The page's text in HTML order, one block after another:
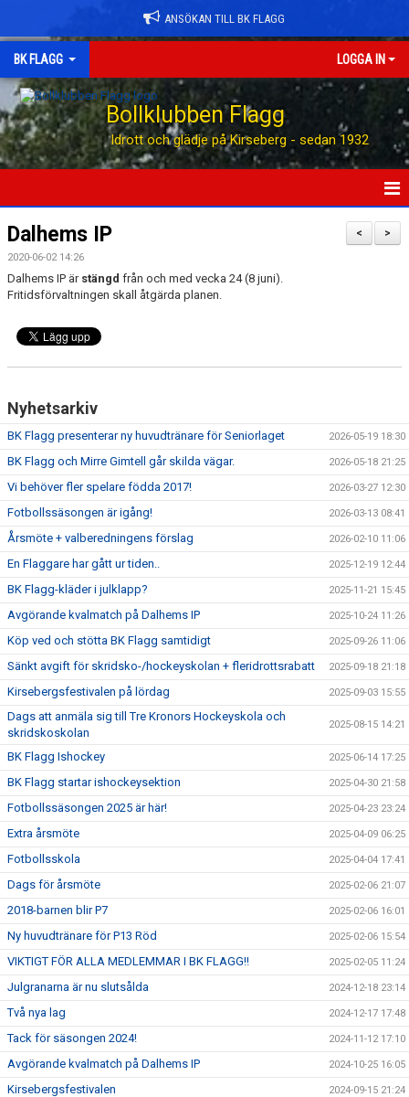
ANSÖKAN TILL BK FLAGG
BK FLAGG LOGGA IN
Bollklubben Flagg
Idrott och glädje på Kirseberg - sedan 1932
HEM
ANSÖK TILL BK FLAGG
STÖTTA BK FLAGG
KONTAKT
NYHETER
OM KLUBBEN
MATCHER
DOKUMENT
KÖP FÖRENINGSKLÄDER
VÅRA PARTNERS!
>
<
Dalhems IP
2020-06-02 14:26
Dalhems IP ärstängd från och med vecka 24 (8 juni).
Fritidsförvaltningen skall åtgärda planen.
Nyhetsarkiv
BK Flagg presenterar ny huvudtränare för Seniorlaget 2026-05-19 18:30
BK Flagg och Mirre Gimtell går skilda vägar. 2026-05-18 21:25
Vi behöver fler spelare födda 2017! 2026-03-27 12:30
Fotbollssäsongen är igång! 2026-03-13 08:41
Årsmöte + valberedningens förslag 2026-02-10 11:06
En Flaggare har gått ur tiden.. 2025-12-19 12:44
BK Flagg-kläder i julklapp? 2025-11-21 15:45
Avgörande kvalmatch på Dalhems IP 2025-10-24 11:26
Köp ved och stötta BK Flagg samtidigt 2025-09-26 11:06
Sänkt avgift för skridsko-/hockeyskolan + fleridrottsrabatt 2025-09-18 21:18
Kirsebergsfestivalen på lördag 2025-09-03 15:55
Dags att anmäla sig till Tre Kronors Hockeyskola och
skridskoskolan
2025-08-15 14:21
BK Flagg Ishockey 2025-06-14 17:25
BK Flagg startar ishockeysektion 2025-04-30 21:58
Fotbollssäsongen 2025 är här! 2025-04-23 23:24
Extra årsmöte 2025-04-09 06:25
Fotbollsskola 2025-04-04 17:41
Dags för årsmöte 2025-02-06 21:07
2018-barnen blir P7 2025-02-06 16:01
Ny huvudtränare för P13 Röd 2025-02-06 15:54
VIKTIGT FÖR ALLA MEDLEMMAR I BK FLAGG!! 2025-02-05 11:24
Julgranarna är nu slutsålda 2024-12-18 23:14
Två nya lag 2024-12-17 17:48
Tack för säsongen 2024! 2024-11-12 17:10
Avgörande kvalmatch på Dalhems IP 2024-10-25 16:05
Kirsebergsfestivalen 2024-09-15 21:24